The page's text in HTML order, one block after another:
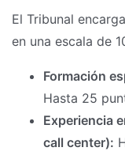
El Tribunal
en una escala de
Formación
Hasta 25
Experiencia
call center):